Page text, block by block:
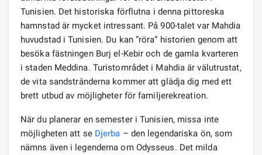
Tunisien. Det historiska förflutna i denna pittoreska
hamnstad är mycket intressant. På 900-talet var Mahdia
huvudstad i Tunisien. Du kan ”röra” historien genom att
besöka fästningen Burj el-Kebir och de gamla kvarteren
i staden Meddina. Turistområdet i Mahdia är välutrustat,
de vita sandstränderna kommer att glädja dig med ett
brett utbud av möjligheter för familjerekreation.
När du planerar en semester i Tunisien, missa inte
möjligheten att se Djerba – den legendariska ön, som
nämns även i legenderna om Odysseus. Det milda